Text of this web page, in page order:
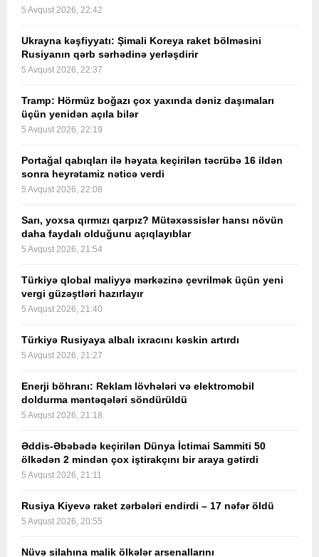
5 Avqust 2026, 22:42
Ukrayna kəşfiyyatı: Şimali Koreya raket bölməsini
Rusiyanın qərb sərhədinə yerləşdirir
5 Avqust 2026, 22:37
Tramp: Hörmüz boğazı çox yaxında dəniz daşımaları
üçün yenidən açıla bilər
5 Avqust 2026, 22:19
Portağal qabıqları ilə həyata keçirilən təcrübə 16 ildən
sonra heyrətamiz nəticə verdi
5 Avqust 2026, 22:08
Sarı, yoxsa qırmızı qarpız? Mütəxəssislər hansı növün
daha faydalı olduğunu açıqlayıblar
5 Avqust 2026, 21:54
Türkiyə qlobal maliyyə mərkəzinə çevrilmək üçün yeni
vergi güzəştləri hazırlayır
5 Avqust 2026, 21:40
Türkiyə Rusiyaya albalı ixracını kəskin artırdı
5 Avqust 2026, 21:27
Enerji böhranı: Reklam lövhələri və elektromobil
doldurma məntəqələri söndürüldü
5 Avqust 2026, 21:18
Əddis-Əbəbədə keçirilən Dünya İctimai Sammiti 50
ölkədən 2 mindən çox iştirakçını bir araya gətirdi
5 Avqust 2026, 21:11
Rusiya Kiyevə raket zərbələri endirdi – 17 nəfər öldü
5 Avqust 2026, 20:55
Nüvə silahına malik ölkələr arsenallarını